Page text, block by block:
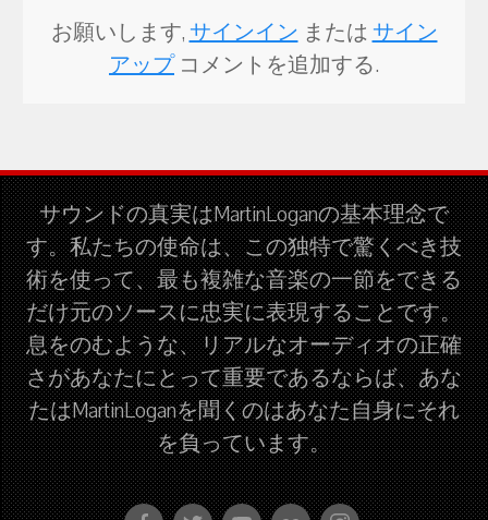
お願いします, サインイン または サイン
アップコメントを追加する.
サウンドの真実はMartinLoganの基本理念で
す。私たちの使命は、この独特で驚くべき技
術を使って、最も複雑な音楽の一節をできる
だけ元のソースに忠実に表現することです。
息をのむような、リアルなオーディオの正確
さがあなたにとって重要であるならば、あな
たはMartinLoganを聞くのはあなた自身にそれ
を負っています。